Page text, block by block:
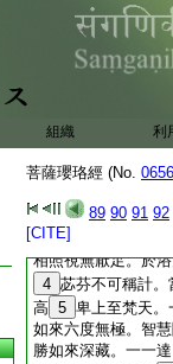
組織 利
菩薩瓔珞經 (No.
89 90 91 92
[CITE]
弗白佛言。世尊。
辟支佛乘菩薩聲聞
辟支佛乘。一切衆
世尊告舍利弗。西
沙數。彼有佛土名
眞等正覺。十號具
等平均哀愍一切。
正法神足變化。彼
相照視無厭足。於
4 苾芬不可稱計
高 5 卑上至梵天。
如來六度無極。智
勝如來深藏。一一